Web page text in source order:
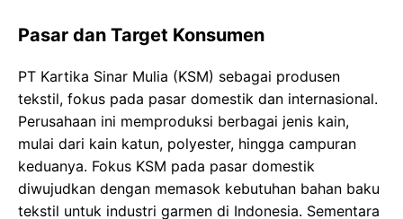
Pasar dan Target Konsumen
PT Kartika Sinar Mulia (KSM) sebagai produsen
tekstil, fokus pada pasar domestik dan internasional.
Perusahaan ini memproduksi berbagai jenis kain,
mulai dari kain katun, polyester, hingga campuran
keduanya. Fokus KSM pada pasar domestik
diwujudkan dengan memasok kebutuhan bahan baku
tekstil untuk industri garmen di Indonesia. Sementara